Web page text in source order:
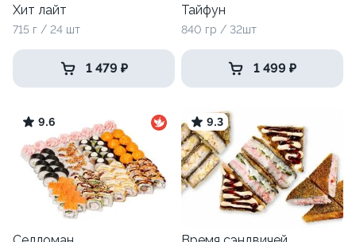
Хит лайт
715 г / 24 шт
1 479 ₽
Тайфун
840 гр / 32шт
1 499 ₽
9.6 9.3